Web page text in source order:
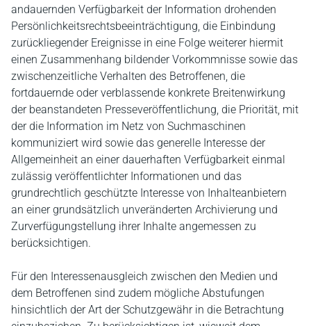
andauernden Verfügbarkeit der Information drohenden
Persönlichkeitsrechtsbeeinträchtigung, die Einbindung
zurückliegender Ereignisse in eine Folge weiterer hiermit
einen Zusammenhang bildender Vorkommnisse sowie das
zwischenzeitliche Verhalten des Betroffenen, die
fortdauernde oder verblassende konkrete Breitenwirkung
der beanstandeten Presseveröffentlichung, die Priorität, mit
der die Information im Netz von Suchmaschinen
kommuniziert wird sowie das generelle Interesse der
Allgemeinheit an einer dauerhaften Verfügbarkeit einmal
zulässig veröffentlichter Informationen und das
grundrechtlich geschützte Interesse von Inhalteanbietern
an einer grundsätzlich unveränderten Archivierung und
Zurverfügungstellung ihrer Inhalte angemessen zu
berücksichtigen.
Für den Interessenausgleich zwischen den Medien und
dem Betroffenen sind zudem mögliche Abstufungen
hinsichtlich der Art der Schutzgewähr in die Betrachtung